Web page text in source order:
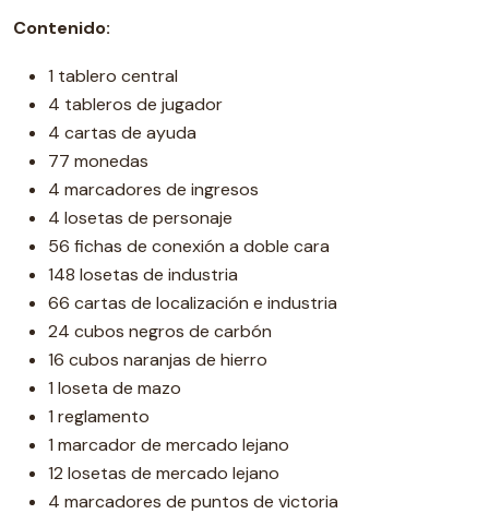
Contenido:
1 tablero central
4 tableros de jugador
4 cartas de ayuda
77 monedas
4 marcadores de ingresos
4 losetas de personaje
56 fichas de conexión a doble cara
148 losetas de industria
66 cartas de localización e industria
24 cubos negros de carbón
16 cubos naranjas de hierro
1 loseta de mazo
1 reglamento
1 marcador de mercado lejano
12 losetas de mercado lejano
4 marcadores de puntos de victoria